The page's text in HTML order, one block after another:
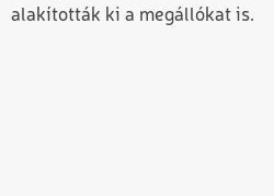
alakították ki a megállókat is.